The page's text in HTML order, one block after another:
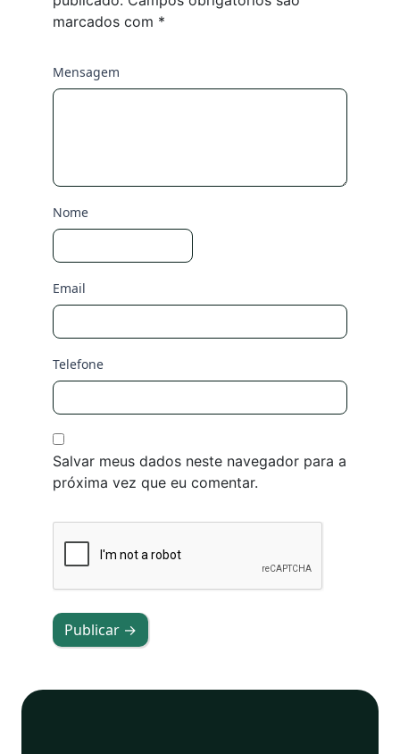
marcados com *
Mensagem
Nome
Email
Telefone
Salvar meus dados neste navegador para a
próxima vez que eu comentar.
Publicar →